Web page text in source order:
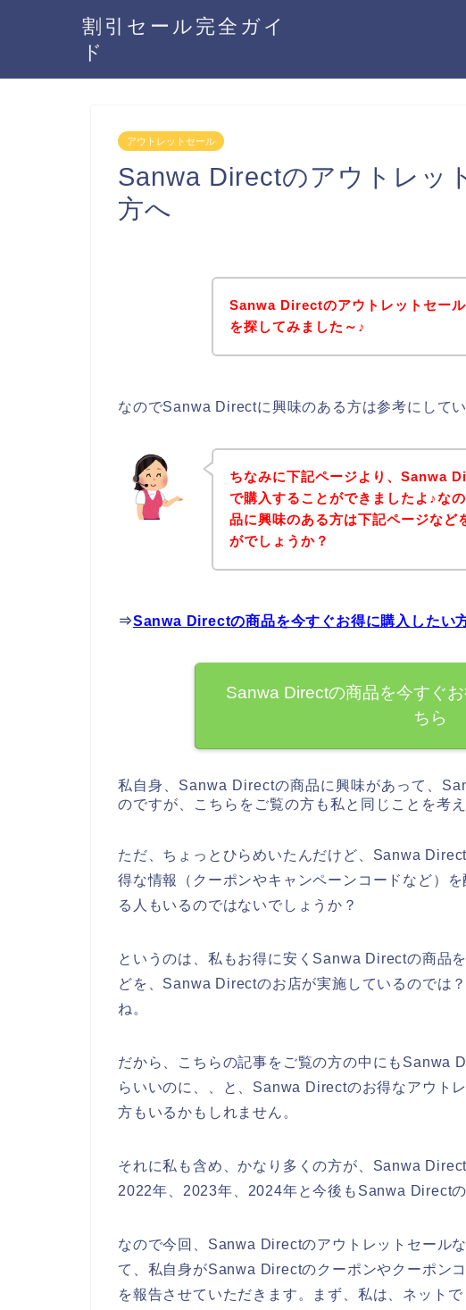
割引セール完全ガイ
ド
アウトレットセール
Sanwa Directのアウトレッ
方へ
Sanwa Directのアウトレットセー
を探してみました～♪
なのでSanwa Directに興味のある方は参考にして
ちなみに下記ページより、Sanwa
で購入することができましたよ♪な
品に興味のある方は下記ページなど
がでしょうか？
⇒Sanwa Directの商品を今すぐお得に購入したい
Sanwa Directの商品を今すぐ
ちら
私自身、Sanwa Directの商品に興味があって、
のですが、こちらをご覧の方も私と同じことを考
ただ、ちょっとひらめいたんだけど、Sanwa
得な情報（クーポンやキャンペーンコードなど）
る人もいるのではないでしょうか？
というのは、私もお得に安くSanwa Directの商品
どを、Sanwa Directのお店が実施しているのでは
ね。
だから、こちらの記事をご覧の方の中にもSanwa
らいいのに、、と、Sanwa Directのお得なアウト
方もいるかもしれません。
それに私も含め、かなり多くの方が、Sanwa
2022年、2023年、2024年と今後もSanwa Direct
なので今回、Sanwa Directのアウトレットセール
て、私自身がSanwa Directのクーポンやクーポン
を報告させていただきます。まず、私は、ネット